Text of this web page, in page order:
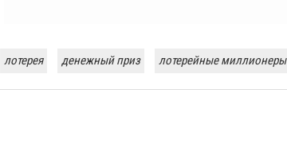
лотерея денежный приз лотерейные миллионеры